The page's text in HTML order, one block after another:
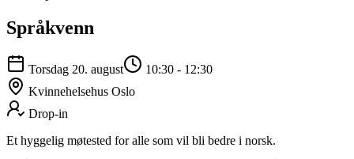
Språkvenn
Torsdag 20. august 10:30 - 12:30
Kvinnehelsehus Oslo
Drop-in
Et hyggelig møtested for alle som vil bli bedre i norsk.